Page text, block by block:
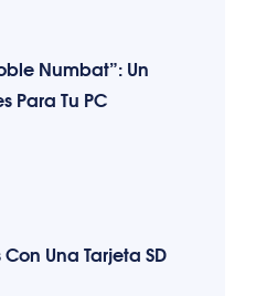
Numbat”: Un
Para Tu PC
Una Tarjeta SD